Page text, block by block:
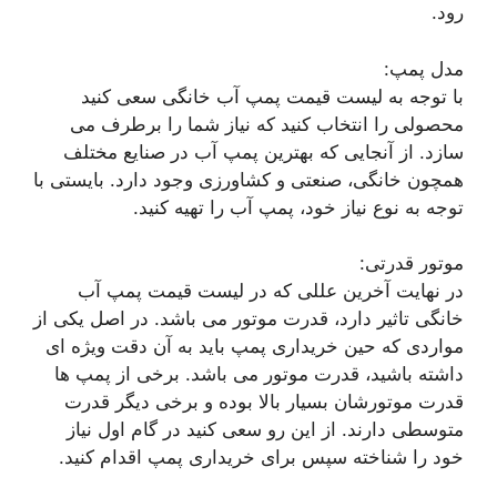
رود.
مدل پمپ:
با توجه به لیست قیمت پمپ آب خانگی سعی کنید
محصولی را انتخاب کنید که نیاز شما را برطرف می
سازد. از آنجایی که بهترین پمپ آب در صنایع مختلف
همچون خانگی، صنعتی و کشاورزی وجود دارد. بایستی با
توجه به نوع نیاز خود، پمپ آب را تهیه کنید.
موتور قدرتی:
در نهایت آخرین عللی که در لیست قیمت پمپ آب
خانگی تاثیر دارد، قدرت موتور می باشد. در اصل یکی از
مواردی که حین خریداری پمپ باید به آن دقت ویژه ای
داشته باشید، قدرت موتور می باشد. برخی از پمپ ها
قدرت موتورشان بسیار بالا بوده و برخی دیگر قدرت
متوسطی دارند. از این رو سعی کنید در گام اول نیاز
خود را شناخته سپس برای خریداری پمپ اقدام کنید.